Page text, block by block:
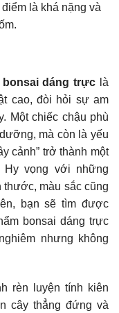
là khá nặng và
dáng trực là
cao, đòi hỏi sự am
Một chiếc chậu phù
mà còn là yếu
cảnh” trở thành một
Hy vọng với những
thước, màu sắc cũng
bạn sẽ tìm được
bonsai dáng trực
nhưng không
rèn luyện tính kiên
cây thẳng đứng và